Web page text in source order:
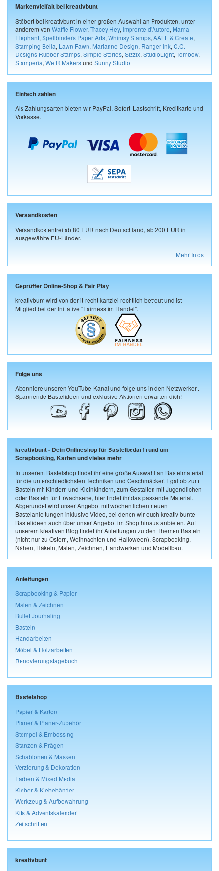
Markenvielfalt bei kreativbunt
Stöbert bei kreativbunt in einer großen Auswahl an Produkten, unter
anderem von Waffle Flower, Tracey Hey, Impronte d'Autore, Mama
Elephant, Spellbinders Paper Arts, Whimsy Stamps, AALL & Create,
Stamping Bella, Lawn Fawn, Marianne Design, Ranger Ink, C.C.
Designs Rubber Stamps, Simple Stories, Sizzix, StudioLight, Tombow,
Stamperia, We R Makersund Sunny Studio.
Einfach zahlen
Als Zahlungsarten bieten wir PayPal, Sofort, Lastschrift, Kreditkarte und
Vorkasse.
Versandkosten
Versandkostenfrei ab 80 EUR nach Deutschland, ab 200 EUR in
ausgewählte EU-Länder.
Mehr Infos
Geprüfter Online-Shop & Fair Play
kreativbunt wird von der it-recht kanzlei rechtlich betreut und ist
Mitglied bei der Initiative "Fairness im Handel".
Folge uns
Abonniere unseren YouTube-Kanal und folge uns in den Netzwerken.
Spannende Bastelideen und exklusive Aktionen erwarten dich!
kreativbunt - Dein Onlineshop für Bastelbedarf rund um
Scrapbooking, Karten und vieles mehr
In unserem Bastelshop findet ihr eine große Auswahl an Bastelmaterial
für die unterschiedlichsten Techniken und Geschmäcker. Egal ob zum
Basteln mit Kindern und Kleinkindern, zum Gestalten mit Jugendlichen
oder Basteln für Erwachsene, hier findet ihr das passende Material.
Abgerundet wird unser Angebot mit wöchentlichen neuen
Bastelanleitungen inklusive Video, bei denen wir euch kreativ bunte
Bastelideen auch über unser Angebot im Shop hinaus anbieten. Auf
unserem kreativen Blog findet ihr Anleitungen zu den Themen Basteln
(nicht nur zu Ostern, Weihnachten und Halloween), Scrapbooking,
Nähen, Häkeln, Malen, Zeichnen, Handwerken und Modellbau.
Anleitungen
Scrapbooking & Papier
Malen & Zeichnen
Bullet Journaling
Basteln
Handarbeiten
Möbel & Holzarbeiten
Renovierungstagebuch
Bastelshop
Papier & Karton
Planer & Planer-Zubehör
Stempel & Embossing
Stanzen & Prägen
Schablonen & Masken
Verzierung & Dekoration
Farben & Mixed Media
Kleber & Klebebänder
Werkzeug & Aufbewahrung
Kits & Adventskalender
Zeitschriften
kreativbunt